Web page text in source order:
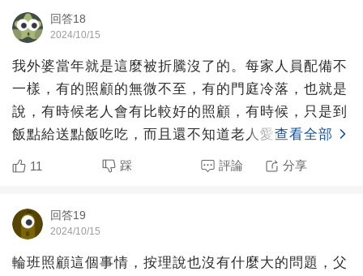
回答18
2024/10/15
我外婆當年就是這麼被折騰沒了的。每家人員配備不
一樣，有的照顧的無微不至，有的門庭冷落，也就是
說，有時候老人會有比較好的照顧，有時候，只是到
飯點給送點飯吃吃，而且還不知道老人愛吃啥，遇到
體貼的，還會問問
查看全部
11 踩 評論 分享
回答19
2024/10/15
輪班照顧這個事情，按理說也沒有什麼大的問題，父